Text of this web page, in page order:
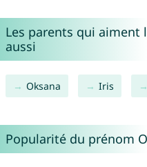
Les parents qui aiment
aussi
Oksana Iris
Popularité du prénom